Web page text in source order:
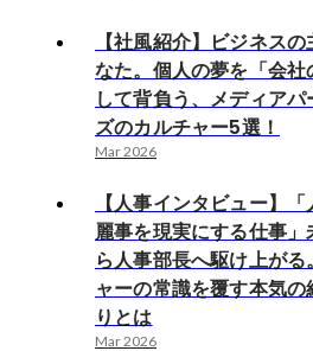
【社風紹介】ビジネス
なた。個人の夢を「会社
して背負う、メディア
ズのカルチャー5選！
Mar 2026
【人事インタビュー】
麗事を現実にする仕事」
ら人事部長へ駆け上がる
ャーの常識を覆す本気の
りとは
Mar 2026